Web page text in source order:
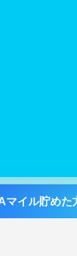
マイル貯めた